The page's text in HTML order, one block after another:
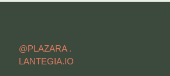
@PLAZARA .
LANTEGIA.IO